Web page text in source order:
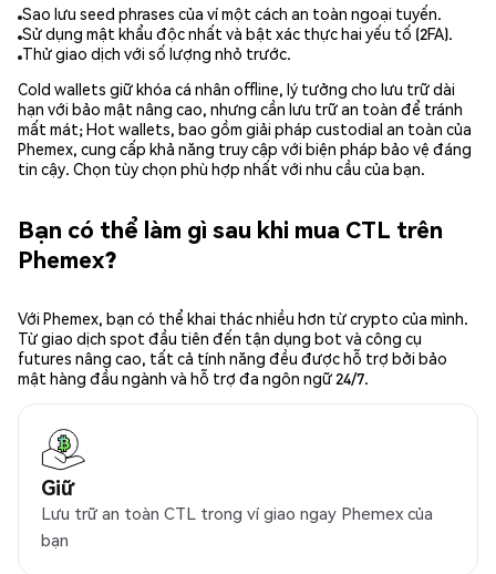
Sao lưu seed phrases của ví một cách an toàn ngoại tuyến.
Sử dụng mật khẩu độc nhất và bật xác thực hai yếu tố (2FA).
Thử giao dịch với số lượng nhỏ trước.
Cold wallets giữ khóa cá nhân offline, lý tưởng cho lưu trữ dài
hạn với bảo mật nâng cao, nhưng cần lưu trữ an toàn để tránh
mất mát; Hot wallets, bao gồm giải pháp custodial an toàn của
Phemex, cung cấp khả năng truy cập với biện pháp bảo vệ đáng
tin cậy. Chọn tùy chọn phù hợp nhất với nhu cầu của bạn.
Bạn có thể làm gì sau khi mua CTL trên
Phemex?
Với Phemex, bạn có thể khai thác nhiều hơn từ crypto của mình.
Từ giao dịch spot đầu tiên đến tận dụng bot và công cụ
futures nâng cao, tất cả tính năng đều được hỗ trợ bởi bảo
mật hàng đầu ngành và hỗ trợ đa ngôn ngữ 24/7.
Giữ
Lưu trữ an toàn CTL trong ví giao ngay Phemex của
bạn